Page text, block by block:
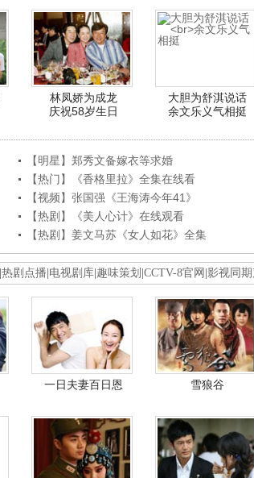
林凤娇为成龙
庆祝58岁生日
大胆为舒淇说话
余文乐义气相挺
【明星】郑秀文备嫁衣等求婚
【热门】《香格里拉》全集在线看
【视频】张国强《王海涛今年41》
【热剧】《美人心计》在线观看
【热剧】姜文马苏《女人如花》全集
热剧点播 电视剧库 趣味策划 CCTV-8官网 影视同
一日夫妻百日恩 雪狼谷